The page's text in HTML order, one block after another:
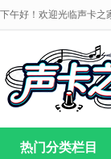
下午好！欢迎光临声卡之
热门分类栏目